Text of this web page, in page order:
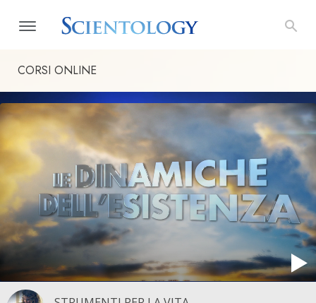
CORSI ONLINE